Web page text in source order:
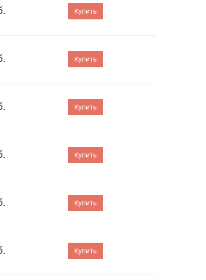
Купить
Купить
Купить
Купить
Купить
Купить